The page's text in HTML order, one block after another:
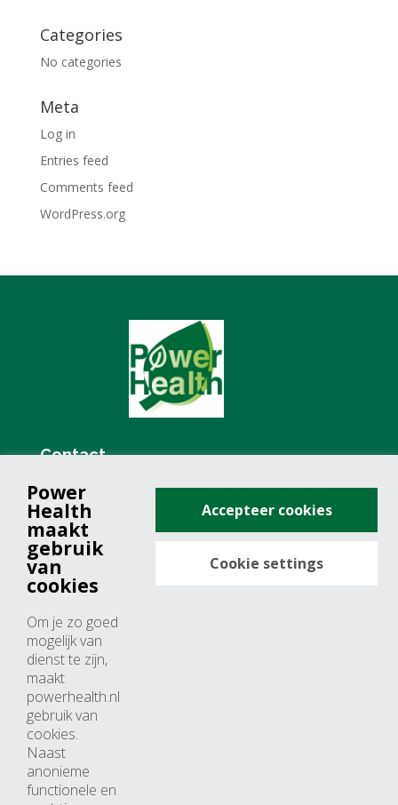
Categories
No categories
Meta
Log in
Entries feed
Comments feed
WordPress.org
Contact
+31 (0)76 571 19 68
info@powerhealth.nl
Adresse
4817 ZH breda
Nederland
Horaires d’ouvertures
Du lundi au jeudi: 09:00 – 17:00
Vendredi: 09:00 – 15:00
Power
Health
maakt
gebruik
van
cookies
Om je zo goed
mogelijk van
dienst te zijn,
maakt
powerhealth.nl
gebruik van
cookies.
Naast
anonieme
functionele en
Accepteer cookies
Cookie settings